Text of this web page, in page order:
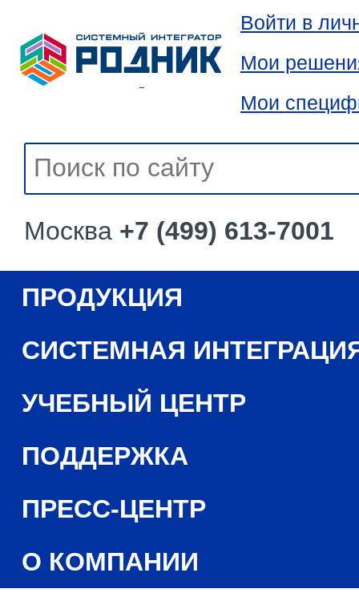
Войти в
Мои
Мои
Москва +7 (499) 613-7001
ПРОДУКЦИЯ
СИСТЕМНАЯ
УЧЕБНЫЙ ЦЕНТР
ПОДДЕРЖКА
ПРЕСС-ЦЕНТР
О КОМПАНИИ